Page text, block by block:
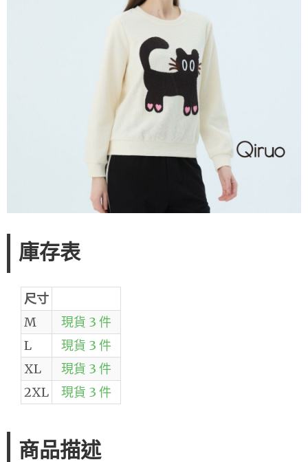
庫存表
尺寸
M
現貨 3 件
L
現貨 3 件
XL
現貨 3 件
2XL
現貨 3 件
商品描述